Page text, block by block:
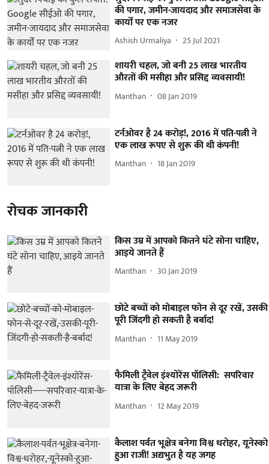
की पगार, जमीन-जायदाद और समाजसेवा के
कार्यों पर एक नजर
Ashish Urmaliya 25 Jul 2021
शायरी चहल, जो बनी 25 लाख भारतीय
औरतों की मसीहा और प्रसिद्द व्यवसायी!
Manthan 08 Jan 2019
टर्नओवर है 24 करोड़!, 2016 में पति-पत्नी ने
एक लाख रूपए से शुरू की थी कंपनी!
Manthan 18 Jan 2019
रोचक जानकारी
किस उम्र में आपको कितने घंटे सोना चाहिए,
आइये जानते हैं
Manthan 30 Jan 2019
छोटे बच्चों को मोबाइल फोन से दूर रखें, उसकी
पूरी जिंदगी हो सकती है बर्बाद!
Manthan 11 May 2019
फैमिली ट्रैवेल इंश्योरेंस पॉलिसी: सपरिवार
यात्रा के लिए बेहद जरूरी
Manthan 12 May 2019
कैलाश पर्वत भूक्षेत्र बनेगा विश्व धरोहर, यूनेस्को
हुआ राजी! अद्यभुत है यह जगह